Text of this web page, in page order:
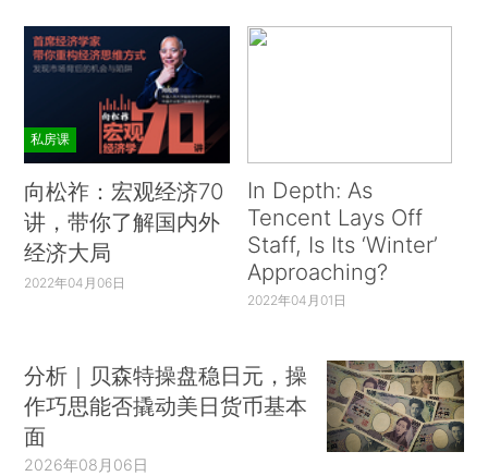
私房课
向松祚：宏观经济70
讲，带你了解国内外
经济大局
2022年04月06日
In Depth: As
Tencent Lays Off
Staff, Is Its ‘Winter’
Approaching?
2022年04月01日
分析｜贝森特操盘稳日元，操
作巧思能否撬动美日货币基本
面
2026年08月06日